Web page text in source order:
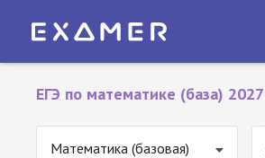
ЕГЭ по математике (база) 2027
Математика (базовая)